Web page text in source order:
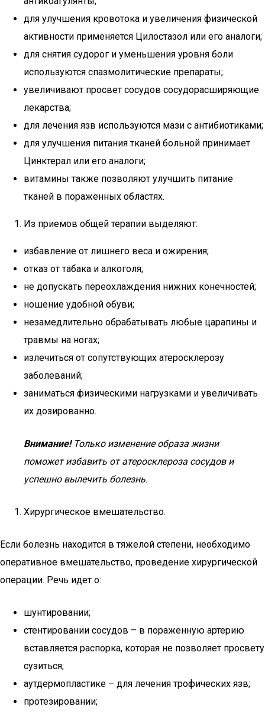
для улучшения кровотока и увеличения физической
активности применяется Цилостазол или его аналоги;
для снятия судорог и уменьшения уровня боли
используются спазмолитические препараты;
увеличивают просвет сосудов сосудорасширяющие
лекарства;
для лечения язв используются мази с антибиотиками;
для улучшения питания тканей больной принимает
Цинктерал или его аналоги;
витамины также позволяют улучшить питание
тканей в пораженных областях.
Из приемов общей терапии выделяют:
избавление от лишнего веса и ожирения;
отказ от табака и алкоголя;
не допускать переохлаждения нижних конечностей;
ношение удобной обуви;
незамедлительно обрабатывать любые царапины и
травмы на ногах;
излечиться от сопутствующих атеросклерозу
заболеваний;
заниматься физическими нагрузками и увеличивать
их дозированно.
Внимание! Только изменение образа жизни
поможет избавить от атеросклероза сосудов и
успешно вылечить болезнь.
Хирургическое вмешательство.
Если болезнь находится в тяжелой степени, необходимо
оперативное вмешательство, проведение хирургической
операции. Речь идет о:
шунтировании;
стентировании сосудов – в пораженную артерию
вставляется распорка, которая не позволяет просвету
сузиться;
аутдермопластике – для лечения трофических язв;
протезировании;